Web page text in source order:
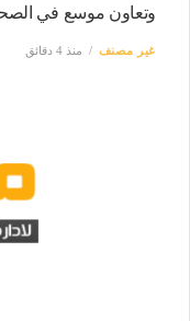
وتعاون موسع في الصحة
غير مصنف منذ 4 دقائق